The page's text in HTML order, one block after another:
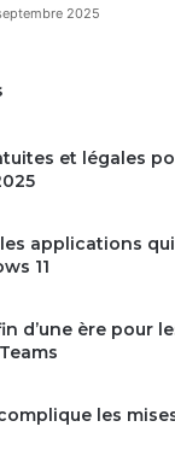
2025
et légales
applications
11
d’une ère pour
les